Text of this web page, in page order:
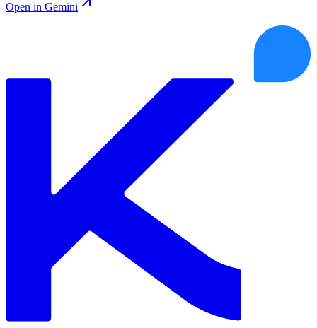
Open in Gemini